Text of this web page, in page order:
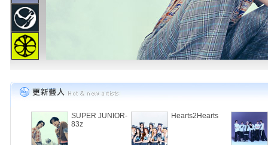
SUPER JUNIOR-
83z
Hearts2Hearts